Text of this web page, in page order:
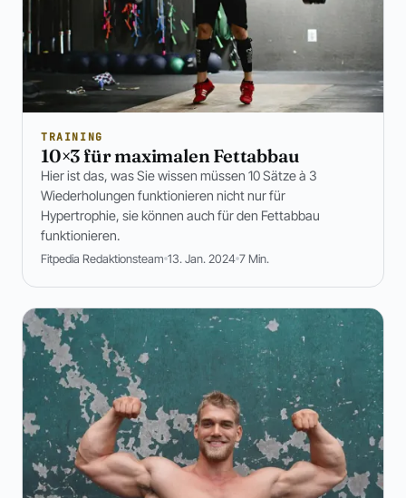
TRAINING
10×3 für maximalen Fettabbau
Hier ist das, was Sie wissen müssen 10 Sätze à 3
Wiederholungen funktionieren nicht nur für
Hypertrophie, sie können auch für den Fettabbau
funktionieren.
Fitpedia Redaktionsteam 13. Jan. 2024 7 Min.